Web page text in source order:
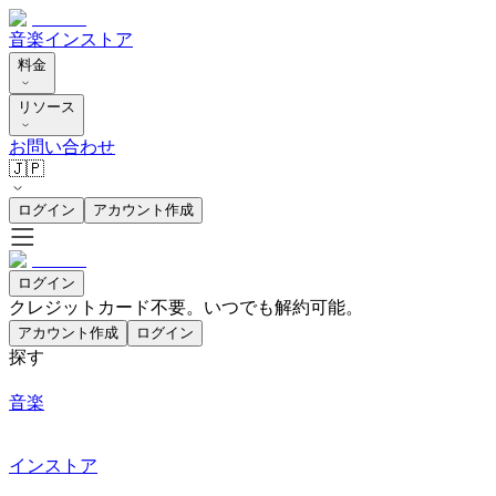
音楽インストア
料金
リソース
お問い合わせ
🇯🇵
ログイン アカウント作成
ログイン
クレジットカード不要。いつでも解約可能。
アカウント作成 ログイン
探す
音楽
インストア